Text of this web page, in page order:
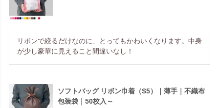
リボンで絞るだけなのに、とってもかわいくなります。中身
が少し豪華に見えること間違いなし！
ソフトバッグ リボン巾着（S5）｜薄手｜不織布
包装袋｜50枚入～